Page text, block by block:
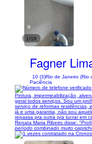
1/18
Fagner
10 (3)Rio de Janeiro (Rio
Paciência
Pintura, impermeabilização,
geral todos serviços. Sou um
serviço de reformas residências,
já e uma garantia, não sou
repassa pra outra pra lucrar em
Renata Maria Ribeiro disse:
período combinado muito